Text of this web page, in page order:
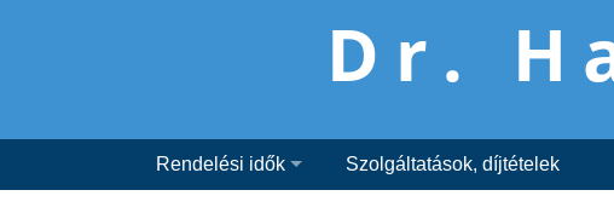
Dr.
Rendelési idők Szolgáltatások, díjtételek